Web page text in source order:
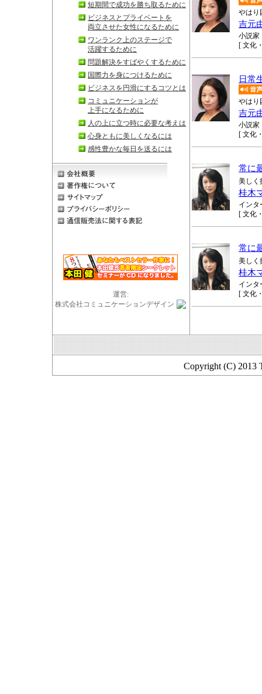
短期間で成功を勝ち取るために
ビジネスとプライベートを
両立させた女性になるために
ワンランク上のステージで
活躍するために
問題解決をすばやくするために
国際力を身につけるために
ビジネスを円滑にするコツとは
コミュニケーションが
上手になるために
人の上に立つ時に必要な考えは
心身ともに美しくなるには
感性豊かな毎日を送るには
運営:
株式会社コミュニケーションデザイン
やはり
吉元
小説家
[ 文化
日常
やはり
吉元
小説家
[ 文化
常に
美しく
桂木
インタ
[ 文化
常に
美しく
桂木
インタ
[ 文化
Copyright (C) 2013